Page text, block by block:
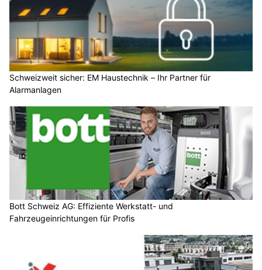
Schweizweit sicher: EM Haustechnik – Ihr Partner für
Alarmanlagen
Bott Schweiz AG: Effiziente Werkstatt- und
Fahrzeugeinrichtungen für Profis